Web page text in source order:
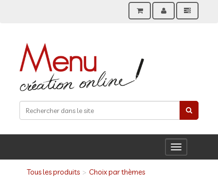
Toggle
navigation
Tous les produits
Choix par thèmes